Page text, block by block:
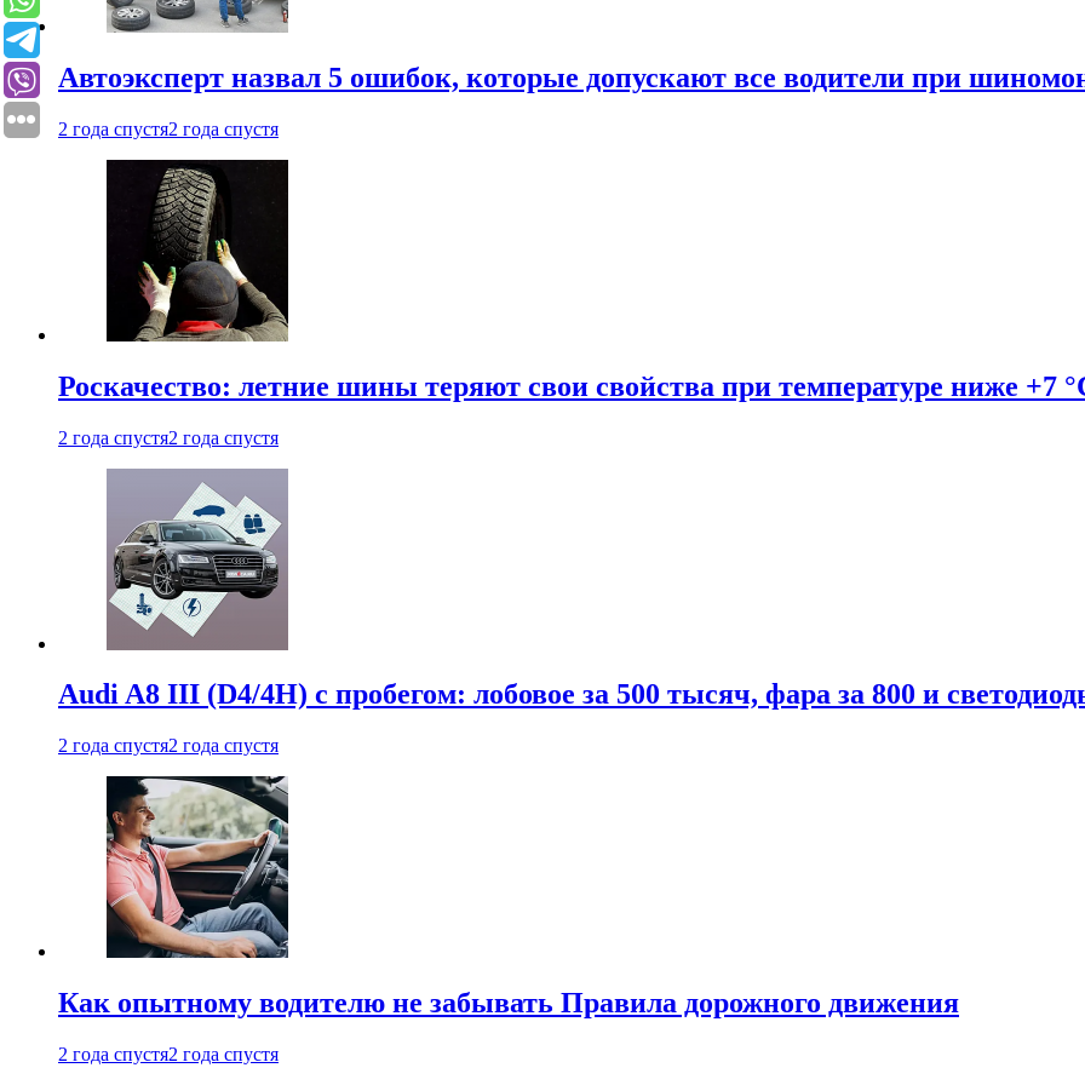
Автоэксперт назвал 5 ошибок, которые допускают все водители при
2 года спустя2 года спустя
Роскачество: летние шины теряют свои свойства при температуре ниже +7
2 года спустя2 года спустя
Audi A8 III (D4/4H) c пробегом: лобовое за 500 тысяч, фара за 800 и
2 года спустя2 года спустя
Как опытному водителю не забывать Правила дорожного движения
2 года спустя2 года спустя